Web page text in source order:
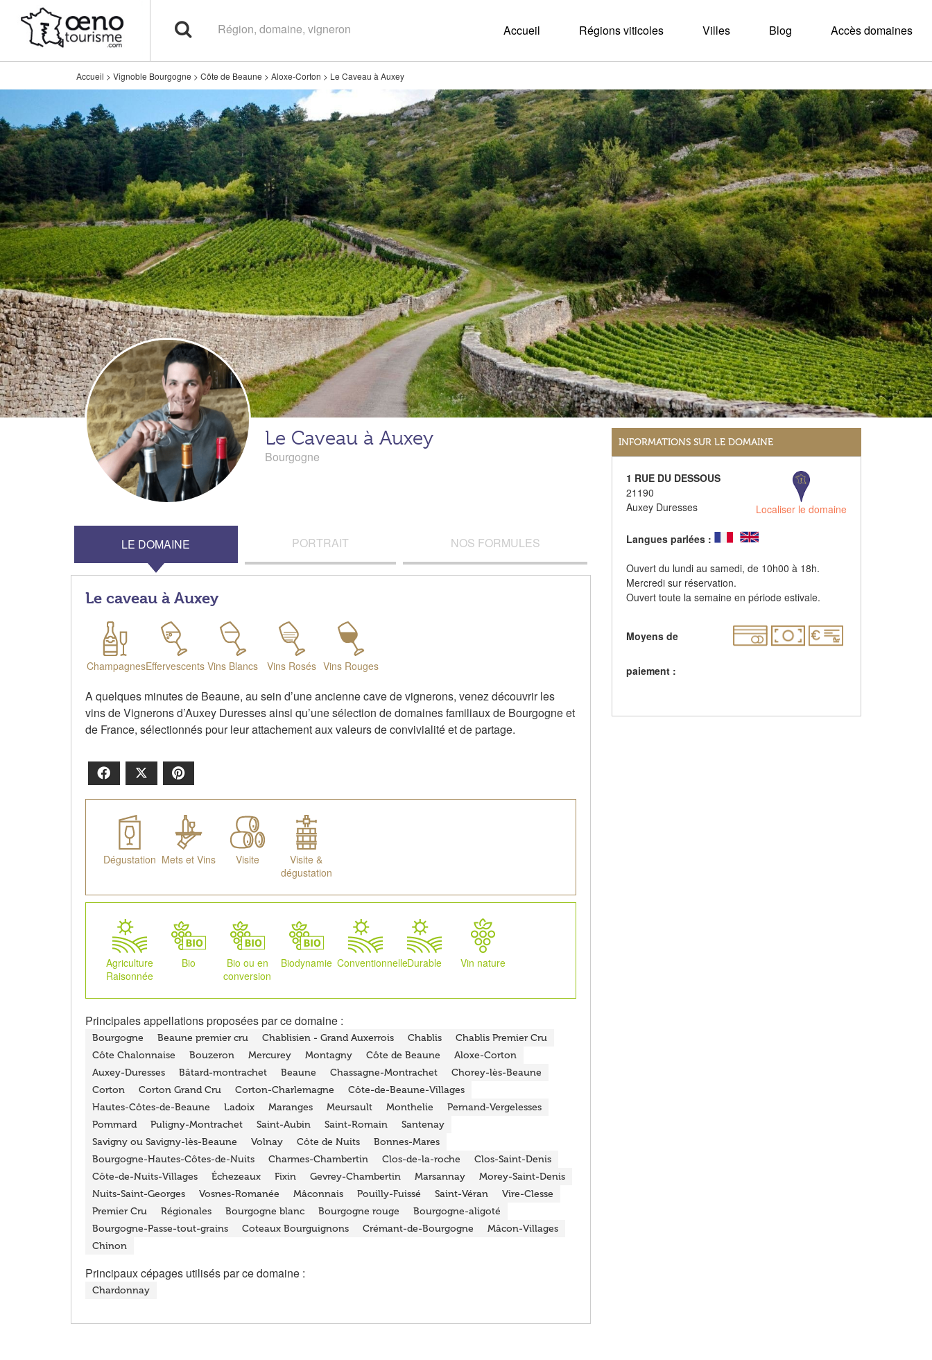
Accueil Régions viticoles Villes Blog Accès domaines
Accueil > Vignoble Bourgogne > Côte de Beaune > Aloxe-Corton > Le Caveau à Auxey
Le Caveau à Auxey
Bourgogne
LE DOMAINE PORTRAIT NOS FORMULES
Le caveau à Auxey
ChampagnesEffervescents Vins Blancs Vins Rosés Vins Rouges
A quelques minutes de Beaune, au sein d’une ancienne cave de vignerons, venez découvrir les
vins de Vignerons d’Auxey Duresses ainsi qu’une sélection de domaines familiaux de Bourgogne et
de France, sélectionnés pour leur attachement aux valeurs de convivialité et de partage.
Facebook
Dégustation Mets et Vins Visite
Visite &
dégustation
Agriculture
Raisonnée
Bio
Bio ou en
conversion
Biodynamie ConventionnelleDurable Vin nature
Principales appellations proposées par ce domaine :
Bourgogne Beaune premier cru Chablisien - Grand Auxerrois Chablis
Chablis Premier Cru
Côte Chalonnaise
Bouzeron Mercurey Montagny Côte de Beaune
Aloxe-Corton
Auxey-Duresses
Bâtard-montrachet Beaune Chassagne-Montrachet
Chorey-lès-Beaune
Corton
Corton Grand Cru Corton-Charlemagne
Côte-de-Beaune-Villages
Hautes-Côtes-de-Beaune
Ladoix Maranges Meursault Monthelie
Pernand-Vergelesses
Pommard
Puligny-Montrachet Saint-Aubin Saint-Romain
Santenay
Savigny ou Savigny-lès-Beaune
Volnay Côte de Nuits
Bonnes-Mares
Bourgogne-Hautes-Côtes-de-Nuits
Charmes-Chambertin Clos-de-la-roche
Clos-Saint-Denis
Côte-de-Nuits-Villages
Échezeaux Fixin Gevrey-Chambertin Marsannay
Morey-Saint-Denis
Nuits-Saint-Georges
Vosnes-Romanée Mâconnais Pouilly-Fuissé Saint-Véran
Vire-Clesse
Premier Cru
Régionales Bourgogne blanc Bourgogne rouge
Bourgogne-aligoté
Bourgogne-Passe-tout-grains
Coteaux Bourguignons Crémant-de-Bourgogne
Mâcon-Villages
Chinon
Principaux cépages utilisés par ce domaine :
Chardonnay
INFORMATIONS SUR LE DOMAINE
1 RUE DU DESSOUS
21190
Auxey Duresses
Localiser le domaine
Langues parlées :
Ouvert du lundi au samedi, de 10h00 à 18h.
Mercredi sur réservation.
Ouvert toute la semaine en période estivale.
Moyens de
paiement :